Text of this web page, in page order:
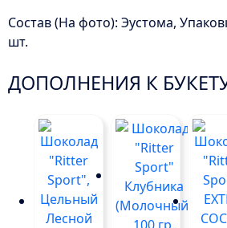
Состав (На фото): Эустома,
шт.
ДОПОЛНЕНИЯ К